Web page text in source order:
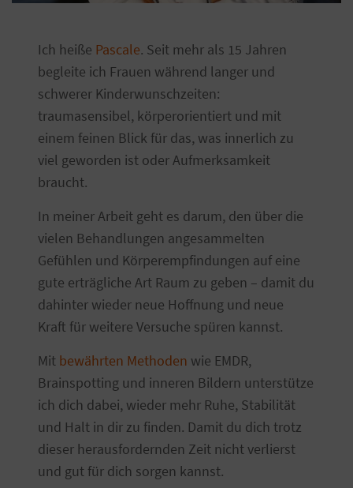
Ich heiße Pascale. Seit mehr als 15 Jahren
begleite ich Frauen während langer und
schwerer Kinderwunschzeiten:
traumasensibel, körperorientiert und mit
einem feinen Blick für das, was innerlich zu
viel geworden ist oder Aufmerksamkeit
braucht.
In meiner Arbeit geht es darum, den über die
vielen Behandlungen angesammelten
Gefühlen und Körperempfindungen auf eine
gute erträgliche Art Raum zu geben – damit du
dahinter wieder neue Hoffnung und neue
Kraft für weitere Versuche spüren kannst.
Mit bewährten Methoden wie EMDR,
Brainspotting und inneren Bildern unterstütze
ich dich dabei, wieder mehr Ruhe, Stabilität
und Halt in dir zu finden. Damit du dich trotz
dieser herausfordernden Zeit nicht verlierst
und gut für dich sorgen kannst.